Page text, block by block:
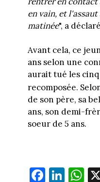
en vain, et
matinée", a
Avant cela, ce
ans selon une
aurait tué les
recomposée.
de son père, sa
ans, son demi-
soeur de 5 ans.
Fa Li W